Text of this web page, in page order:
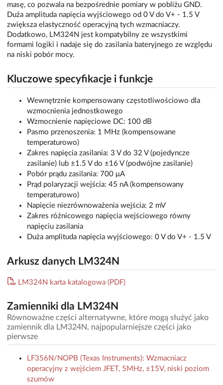
masę, co pozwala na bezpośrednie pomiary w pobliżu GND.
Duża amplituda napięcia wyjściowego od 0 V do V+ - 1.5 V
zwiększa elastyczność operacyjną tych wzmacniaczy.
Dodatkowo, LM324N jest kompatybilny ze wszystkimi
formami logiki i nadaje się do zasilania bateryjnego ze względu
na niski pobór mocy.
Kluczowe specyfikacje i funkcje
Wewnętrznie kompensowany częstotliwościowo dla
wzmocnienia jednostkowego
Wzmocnienie napięciowe DC: 100 dB
Pasmo przenoszenia: 1 MHz (kompensowane
temperaturowo)
Zakres napięcia zasilania: 3 V do 32 V (pojedyncze
zasilanie) lub ±1.5 V do ±16 V (podwójne zasilanie)
Pobór prądu zasilania: 700 μA
Prąd polaryzacji wejścia: 45 nA (kompensowany
temperaturowo)
Napięcie niezrównoważenia wejścia: 2 mV
Zakres różnicowego napięcia wejściowego równy
napięciu zasilania
Duża amplituda napięcia wyjściowego: 0 V do V+ - 1.5 V
Arkusz danych LM324N
LM324N karta katalogowa (PDF)
Zamienniki dla LM324N
Równoważne części alternatywne, które mogą służyć jako
zamiennik dla LM324N, najpopularniejsze części jako
pierwsze
LF356N/NOPB (Texas Instruments): Wzmacniacz
operacyjny z wejściem JFET, 5MHz, ±15V, niski poziom
szumów